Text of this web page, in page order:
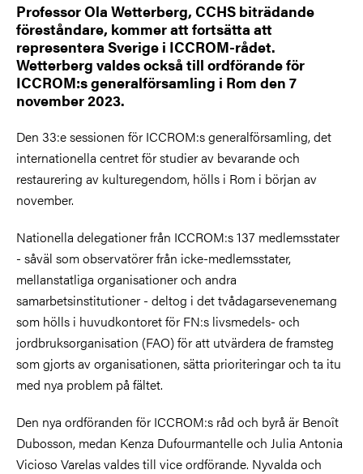
Professor Ola Wetterberg, CCHS biträdande
föreståndare, kommer att fortsätta att
representera Sverige i ICCROM-rådet.
Wetterberg valdes också till ordförande för
ICCROM:s generalförsamling i Rom den 7
november 2023.
Den 33:e sessionen för ICCROM:s generalförsamling, det
internationella centret för studier av bevarande och
restaurering av kulturegendom, hölls i Rom i början av
november.
Nationella delegationer från ICCROM:s 137 medlemsstater
- såväl som observatörer från icke-medlemsstater,
mellanstatliga organisationer och andra
samarbetsinstitutioner - deltog i det tvådagarsevenemang
som hölls i huvudkontoret för FN:s livsmedels- och
jordbruksorganisation (FAO) för att utvärdera de framsteg
som gjorts av organisationen, sätta prioriteringar och ta itu
med nya problem på fältet.
Den nya ordföranden för ICCROM:s råd och byrå är Benoît
Dubosson, medan Kenza Dufourmantelle och Julia Antonia
Vicioso Varelas valdes till vice ordförande. Nyvalda och